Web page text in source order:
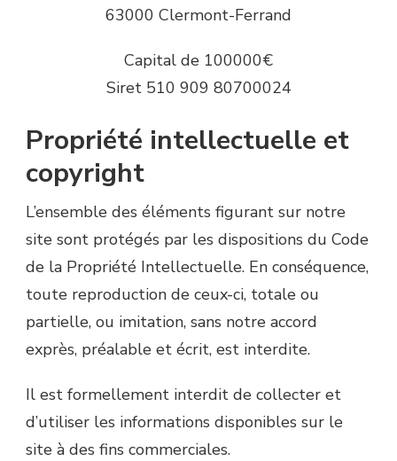
63000 Clermont-Ferrand
Capital de 100000€
Siret 510 909 80700024
Propriété intellectuelle et
copyright
L’ensemble des éléments figurant sur notre
site sont protégés par les dispositions du Code
de la Propriété Intellectuelle. En conséquence,
toute reproduction de ceux-ci, totale ou
partielle, ou imitation, sans notre accord
exprès, préalable et écrit, est interdite.
Il est formellement interdit de collecter et
d’utiliser les informations disponibles sur le
site à des fins commerciales.